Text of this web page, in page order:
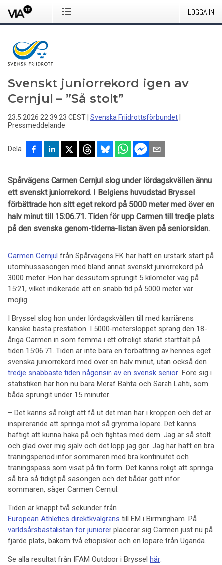
LOGGA IN
Svenskt juniorrekord igen av
Cernjul – ”Så stolt”
23.5.2026 22:39:23 CEST Svenska Friidrottsförbundet
Pressmeddelande
Dela
Spårvägens Carmen Cernjul slog under lördagskvällen ännu
ett svenskt juniorrekord. I Belgiens huvudstad Bryssel
förbättrade hon sitt eget rekord på 5000 meter med över en
halv minut till 15:06.71. Tiden för upp Carmen till tredje plats
på den svenska genom-tiderna-listan även på seniorsidan.
Carmen Cernjul från Spårvägens FK har haft en urstark start på
utomhussäsongen med bland annat svenskt juniorrekord på
3000 meter. Hon har dessutom sprungit 5 kilometer väg på
15:21, vilket indikerade att en snabb tid på 5000 meter var
möjlig.
I Bryssel slog hon under lördagskvällen till med karriärens
kanske bästa prestation. I 5000-metersloppet sprang den 18-
åriga Carmen in som femma i ett otroligt starkt startfält på
tiden 15:06.71. Tiden är inte bara en förbättring av hennes eget
svenska juniorrekord med över en halv minut, utan också den
tredje snabbaste tiden någonsin av en svensk senior. Före sig i
statistiken har hon nu bara Meraf Bahta och Sarah Lahti, som
båda sprungit under 15 minuter.
– Det känns så roligt att få ut det man har i kroppen och det är
inspirerande att springa mot så grymma löpare. Det känns
häftigt att kunna haka på och fightas med dem. Jag är så stolt
och glad över mig själv och det lopp jag gör. Jag har haft en bra
träningsperiod inför sommaren med bra kontinuitet och
träningspass som visat på fin form. Det känns roligt att springa
så bra så tidigt på säsongen och det bådar gott inför
sommaren, säger Carmen Cernjul.
Tiden är knappt två sekunder från
European Athletics direktkvalgräns till EM i Birmingham. På
världsårsbästalistan för juniorer placerar sig Carmen just nu på
fjärde plats, bakom två etiopiskor och en löpare från Uganda.
Se alla resultat från IFAM Outdoor i Bryssel här.